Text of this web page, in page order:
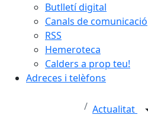
Butlletí digital
Canals de comunicació
RSS
Hemeroteca
Calders a prop teu!
Adreces i telèfons
Actualitat